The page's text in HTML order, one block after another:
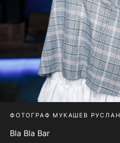
ФОТОГРАФ МУКАШЕВ РУСЛАН
Bla Bla Bar